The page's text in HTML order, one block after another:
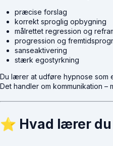
præcise forslag
korrekt sproglig opbygning
målrettet regression og
progression og
sanseaktivering
stærk egostyrkning
Du lærer at udføre hypnose som
Det handler om kommunikation
⭐ Hvad lærer